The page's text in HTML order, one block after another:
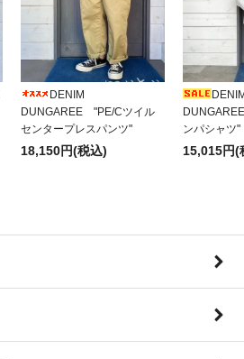
DENIM
DUNGAREE "PE/Cツイル
センタープレスパンツ"
18,150円(税込)
ンパシャツ"
15,015円(